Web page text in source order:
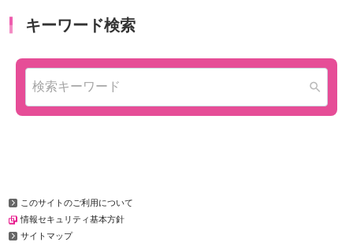
このサイトのご利用について
情報セキュリティ基本方針
サイトマップ